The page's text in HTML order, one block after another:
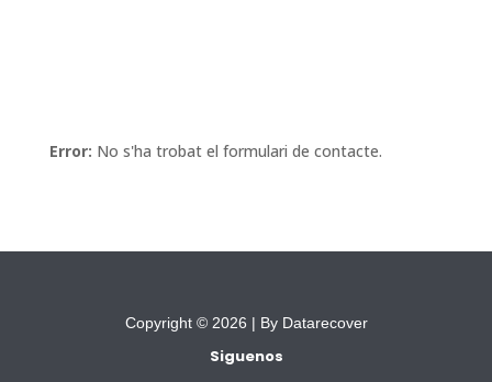
Error: No s'ha trobat el formulari de contacte.
Copyright © 2026 | By Datarecover
Siguenos